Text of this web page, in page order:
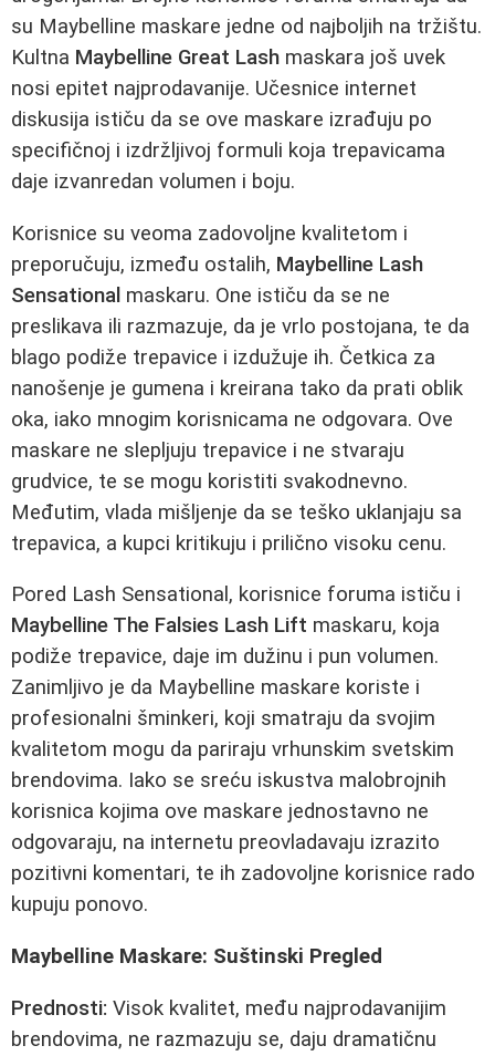
su Maybelline maskare jedne od najboljih na tržištu.
Kultna Maybelline Great Lash maskara još uvek
nosi epitet najprodavanije. Učesnice internet
diskusija ističu da se ove maskare izrađuju po
specifičnoj i izdržljivoj formuli koja trepavicama
daje izvanredan volumen i boju.
Korisnice su veoma zadovoljne kvalitetom i
preporučuju, između ostalih, Maybelline Lash
Sensational maskaru. One ističu da se ne
preslikava ili razmazuje, da je vrlo postojana, te da
blago podiže trepavice i izdužuje ih. Četkica za
nanošenje je gumena i kreirana tako da prati oblik
oka, iako mnogim korisnicama ne odgovara. Ove
maskare ne slepljuju trepavice i ne stvaraju
grudvice, te se mogu koristiti svakodnevno.
Međutim, vlada mišljenje da se teško uklanjaju sa
trepavica, a kupci kritikuju i prilično visoku cenu.
Pored Lash Sensational, korisnice foruma ističu i
Maybelline The Falsies Lash Lift maskaru, koja
podiže trepavice, daje im dužinu i pun volumen.
Zanimljivo je da Maybelline maskare koriste i
profesionalni šminkeri, koji smatraju da svojim
kvalitetom mogu da pariraju vrhunskim svetskim
brendovima. Iako se sreću iskustva malobrojnih
korisnica kojima ove maskare jednostavno ne
odgovaraju, na internetu preovladavaju izrazito
pozitivni komentari, te ih zadovoljne korisnice rado
kupuju ponovo.
Maybelline Maskare: Suštinski Pregled
Prednosti: Visok kvalitet, među najprodavanijim
brendovima, ne razmazuju se, daju dramatičnu